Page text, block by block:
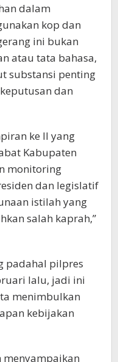
dalam
kop dan
ini bukan
atau tata bahasa,
substansi penting
dan
ke II yang
Kabupaten
monitoring
dan legislatif
istilah yang
salah kaprah,”
padahal pilpres
lalu, jadi ini
menimbulkan
kebijakan